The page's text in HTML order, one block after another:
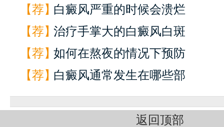
【荐】白癜风严重的时候会溃烂
【荐】治疗手掌大的白癜风白斑
【荐】如何在熬夜的情况下预防
【荐】白癜风通常发生在哪些部
返回顶部